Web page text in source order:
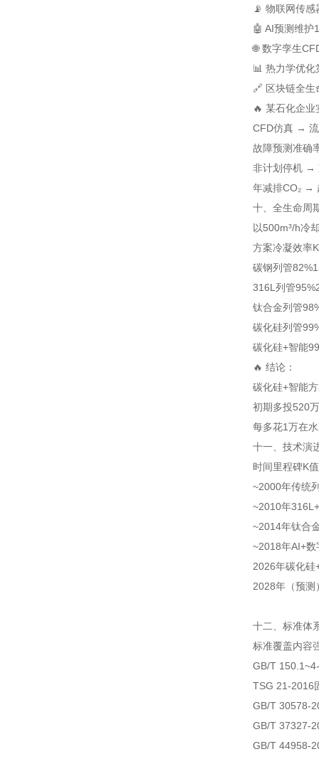
📡 物联网传感
🤖 AI预测维护
🌐 数字孪生
📊 热力学优化
🔗 区块链全生
🔥 某石化企业
CFD仿真 →
故障预测准确
非计划停机 →
年减排CO₂ →
十、全生命周
以500m³/h冷
方案冷凝效率
碳钢列管82%
316L列管95%
钛合金列管
碳化硅列管
碳化硅+智能
🔥 结论：
碳化硅+智能
初期多投520
每多花1万在
十一、技术演
时间里程碑K值
~2000年传统
~2010年
~2014年钛合
~2018年AI+数
2026年碳化硅
2028年（预测
十二、标准
标准覆盖内容
GB/T
TSG 21-2016
GB/T 30578-
GB/T 37327-
GB/T 44958-